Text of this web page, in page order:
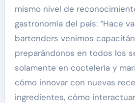
mismo nivel de
gastronomía del país: “Hace
bartenders venimos
preparándonos en todos los
solamente en coctelería y
cómo innovar con nuevas
ingredientes, cómo